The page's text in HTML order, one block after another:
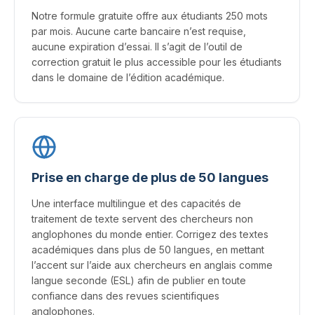
Notre formule gratuite offre aux étudiants 250 mots
par mois. Aucune carte bancaire n’est requise,
aucune expiration d’essai. Il s’agit de l’outil de
correction gratuit le plus accessible pour les étudiants
dans le domaine de l’édition académique.
Prise en charge de plus de 50 langues
Une interface multilingue et des capacités de
traitement de texte servent des chercheurs non
anglophones du monde entier. Corrigez des textes
académiques dans plus de 50 langues, en mettant
l’accent sur l’aide aux chercheurs en anglais comme
langue seconde (ESL) afin de publier en toute
confiance dans des revues scientifiques
anglophones.